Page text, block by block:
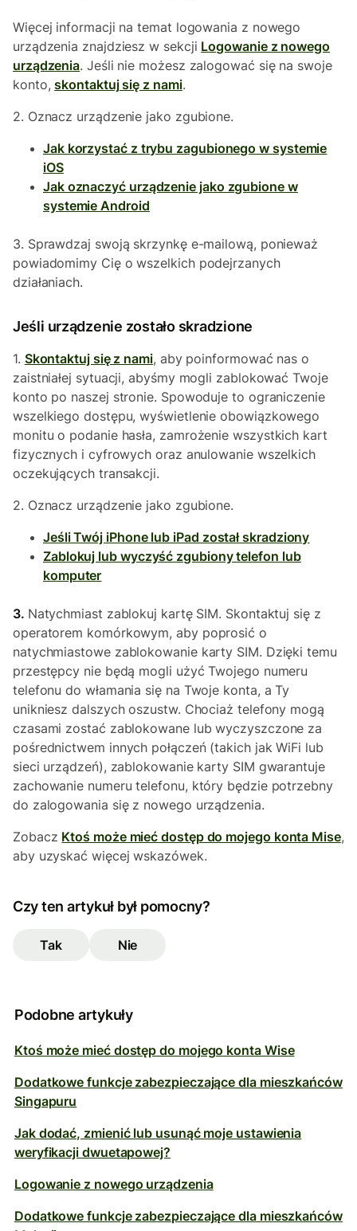
Więcej informacji na temat logowania z nowego
urządzenia znajdziesz w sekcji Logowanie z nowego
urządzenia. Jeśli nie możesz zalogować się na swoje
konto,skontaktuj się z nami.
2. Oznacz urządzenie jako zgubione.
Jak korzystać z trybu zagubionego w systemie
iOS
Jak oznaczyć urządzenie jako zgubione w
systemie Android
3. Sprawdzaj swoją skrzynkę e-mailową, ponieważ
powiadomimy Cię o wszelkich podejrzanych
działaniach.
Jeśli urządzenie zostało skradzione
1. Skontaktuj się z nami, aby poinformować nas o
zaistniałej sytuacji, abyśmy mogli zablokować Twoje
konto po naszej stronie. Spowoduje to ograniczenie
wszelkiego dostępu, wyświetlenie obowiązkowego
monitu o podanie hasła, zamrożenie wszystkich kart
fizycznych i cyfrowych oraz anulowanie wszelkich
oczekujących transakcji.
2. Oznacz urządzenie jako zgubione.
Jeśli Twój iPhone lub iPad został skradziony
Zablokuj lub wyczyść zgubiony telefon lub
komputer
3. Natychmiast zablokuj kartę SIM. Skontaktuj się z
operatorem komórkowym, aby poprosić o
natychmiastowe zablokowanie karty SIM. Dzięki temu
przestępcy nie będą mogli użyć Twojego numeru
telefonu do włamania się na Twoje konta, a Ty
unikniesz dalszych oszustw. Chociaż telefony mogą
czasami zostać zablokowane lub wyczyszczone za
pośrednictwem innych połączeń (takich jak WiFi lub
sieci urządzeń), zablokowanie karty SIM gwarantuje
zachowanie numeru telefonu, który będzie potrzebny
do zalogowania się z nowego urządzenia.
Zobacz Ktoś może mieć dostęp do mojego konta Mise,
aby uzyskać więcej wskazówek.
Czy ten artykuł był pomocny?
Tak Nie
Podobne artykuły
Ktoś może mieć dostęp do mojego konta Wise
Dodatkowe funkcje zabezpieczające dla mieszkańców
Singapuru
Jak dodać, zmienić lub usunąć moje ustawienia
weryfikacji dwuetapowej?
Logowanie z nowego urządzenia
Dodatkowe funkcje zabezpieczające dla mieszkańców